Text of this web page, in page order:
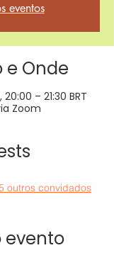
eventos
e Onde
– 21:30 BRT
Zoom
outros convidados
evento